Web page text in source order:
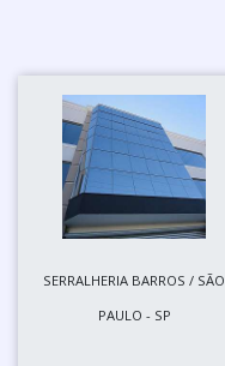
SERRALHERIA BARROS / SÃO
PAULO - SP